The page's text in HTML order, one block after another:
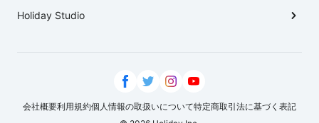
Holiday Studio
会社概要利用規約個人情報の取扱いについて特定商取引法に基づく表記